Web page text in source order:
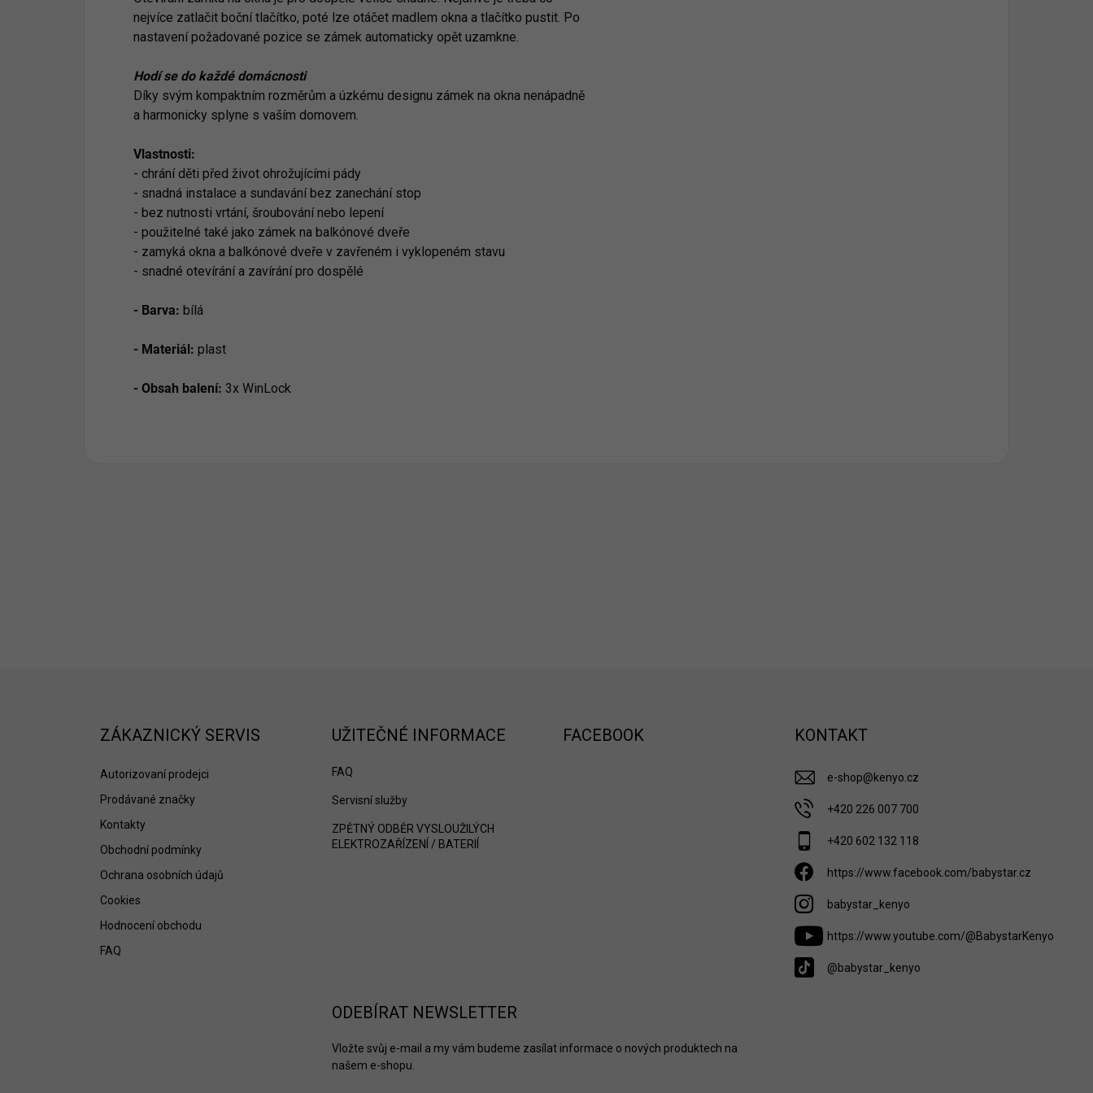
nejvíce zatlačit boční tlačítko, poté lze otáčet madlem okna a tlačítko pustit. Po
nastavení požadované pozice se zámek automaticky opět uzamkne.
Hodí se do každé domácnosti
Díky svým kompaktním rozměrům a úzkému designu zámek na okna nenápadně
a harmonicky splyne s vaším domovem.
Vlastnosti:
- chrání děti před život ohrožujícími pády
- snadná instalace a sundavání bez zanechání stop
- bez nutnosti vrtání, šroubování nebo lepení
- použitelné také jako zámek na balkónové dveře
- zamyká okna a balkónové dveře v zavřeném i vyklopeném stavu
- snadné otevírání a zavírání pro dospělé
- Barva: bílá
- Materiál: plast
- Obsah balení: 3x WinLock
ZÁKAZNICKÝ SERVIS
Autorizovaní prodejci
Prodávané značky
Kontakty
Obchodní podmínky
Ochrana osobních údajů
Cookies
Hodnocení obchodu
FAQ
UŽITEČNÉ INFORMACE
FAQ
Servisní služby
ZPĚTNÝ ODBĚR VYSLOUŽILÝCH
ELEKTROZAŘÍZENÍ / BATERIÍ
FACEBOOK KONTAKT
e-shop@kenyo.cz
+420 226 007 700
+420 602 132 118
https://www.facebook.com/babystar.cz
babystar_kenyo
https://www.youtube.com/@BabystarKenyo
@babystar_kenyo
ODEBÍRAT NEWSLETTER
Vložte svůj e-mail a my vám budeme zasílat informace o nových produktech na
našem e-shopu.